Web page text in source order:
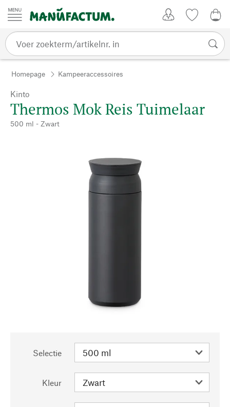
Passer au contenu
Homepage Kampeeraccessoires
Kinto
Thermos Mok Reis Tuimelaar
500 ml - Zwart
Selectie
Kleur